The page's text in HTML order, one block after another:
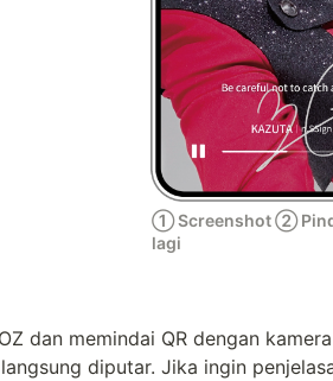
① Screenshot ②
lagi
dan memindai QR dengan